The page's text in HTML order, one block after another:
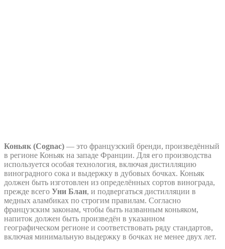
Коньяк (Cognac) — это французский бренди, произведённый
в регионе Коньяк на западе Франции. Для его производства
используется особая технология, включая дистилляцию
виноградного сока и выдержку в дубовых бочках. Коньяк
должен быть изготовлен из определённых сортов винограда,
прежде всего Уни Блан, и подвергаться дистилляции в
медных аламбиках по строгим правилам. Согласно
французским законам, чтобы быть названным коньяком,
напиток должен быть произведён в указанном
географическом регионе и соответствовать ряду стандартов,
включая минимальную выдержку в бочках не менее двух лет.